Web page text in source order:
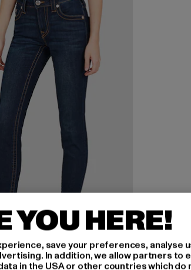
YOU HERE!
save your preferences, analyse
In addition, we allow partners to
in the USA or other countries which do